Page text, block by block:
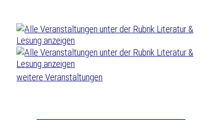
weitere Veranstaltungen